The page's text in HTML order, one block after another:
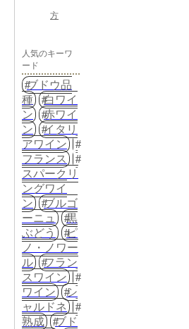
方
人気のキーワ
ード
ブドウ品
種
白ワイ
ン
赤ワイ
ン
イタリ
アワイン
フランス
スパークリ
ングワイ
ン
ブルゴ
ーニュ
黒
ぶどう
ピ
ノ・ノワー
ル
フラン
スワイン
ワイン
シ
ャルドネ
熟成
ブド